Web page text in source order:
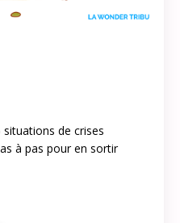
situations de crises
à pas pour en sortir